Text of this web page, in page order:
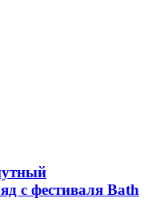
с фестиваля Bath